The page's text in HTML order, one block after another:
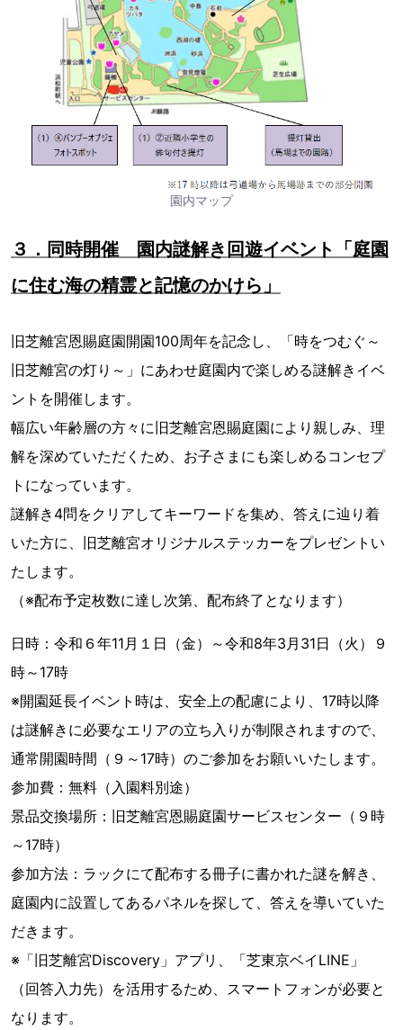
園内マップ
３．同時開催 園内謎解き回遊イベント「庭園
に住む海の精霊と記憶のかけら」
旧芝離宮恩賜庭園開園100周年を記念し、「時をつむぐ～
旧芝離宮の灯り～」にあわせ庭園内で楽しめる謎解きイベ
ントを開催します。
幅広い年齢層の方々に旧芝離宮恩賜庭園により親しみ、理
解を深めていただくため、お子さまにも楽しめるコンセプ
トになっています。
謎解き4問をクリアしてキーワードを集め、答えに辿り着
いた方に、旧芝離宮オリジナルステッカーをプレゼントい
たします。
（※配布予定枚数に達し次第、配布終了となります）
日時：令和６年11月１日（金）～令和8年3月31日（火）９
時～17時
※開園延長イベント時は、安全上の配慮により、17時以降
は謎解きに必要なエリアの立ち入りが制限されますので、
通常開園時間（９～17時）のご参加をお願いいたします。
参加費：無料（入園料別途）
景品交換場所：旧芝離宮恩賜庭園サービスセンター（９時
～17時）
参加方法：ラックにて配布する冊子に書かれた謎を解き、
庭園内に設置してあるパネルを探して、答えを導いていた
だきます。
※「旧芝離宮Discovery」アプリ、「芝東京ベイLINE」
（回答入力先）を活用するため、スマートフォンが必要と
なります。